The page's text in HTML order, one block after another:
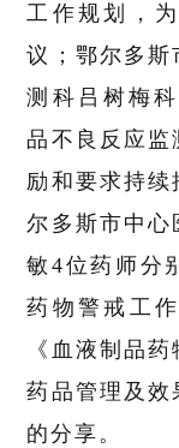
工作规划，
议；鄂尔多斯
测科吕树梅
品不良反应
励和要求持
尔多斯市中心
敏4位药师分
药物警戒工
《血液制品
药品管理及效
的分享。